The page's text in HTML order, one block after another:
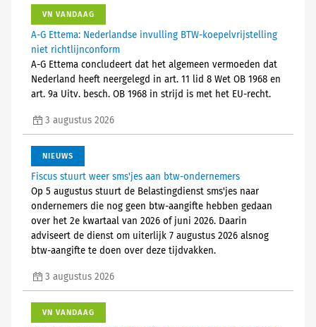
VN VANDAAG
A-G Ettema: Nederlandse invulling BTW-koepelvrijstelling
niet richtlijnconform
A-G Ettema concludeert dat het algemeen vermoeden dat
Nederland heeft neergelegd in art. 11 lid 8 Wet OB 1968 en
art. 9a Uitv. besch. OB 1968 in strijd is met het EU-recht.
3 augustus 2026
NIEUWS
Fiscus stuurt weer sms'jes aan btw-ondernemers
Op 5 augustus stuurt de Belastingdienst sms'jes naar
ondernemers die nog geen btw-aangifte hebben gedaan
over het 2e kwartaal van 2026 of juni 2026. Daarin
adviseert de dienst om uiterlijk 7 augustus 2026 alsnog
btw-aangifte te doen over deze tijdvakken.
3 augustus 2026
VN VANDAAG